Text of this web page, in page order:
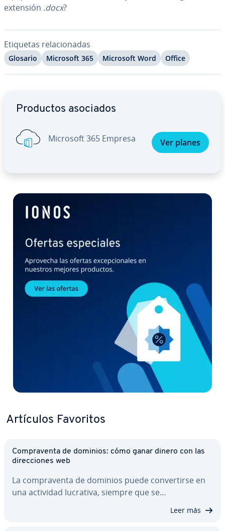
extensión .docx?
Etiquetas re­la­cio­na­das
Glosario Microsoft 365 Microsoft Word Office
Productos asociados
Microsoft 365 Empresa Ver planes
Artículos Favoritos
Co­m­pra­ve­n­ta de dominios: cómo ganar dinero con las
di­re­c­cio­nes web
La co­m­pra­ve­n­ta de dominios puede co­n­ve­r­ti­r­se en
una actividad lucrativa, siempre que se…
Leer más